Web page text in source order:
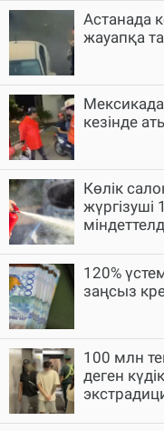
Астанада
жауапқа
кезінде
Көлік
жүргізуші
120%
заңсыз
100 млн
деген